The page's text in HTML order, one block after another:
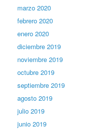
marzo 2020
febrero 2020
enero 2020
diciembre 2019
noviembre 2019
octubre 2019
septiembre 2019
agosto 2019
julio 2019
junio 2019